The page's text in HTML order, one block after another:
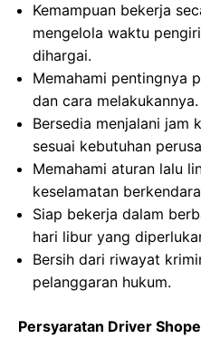
Kemampuan bekerja
mengelola waktu
dihargai.
Memahami pentingnya
dan cara melakukannya.
Bersedia menjalani jam
sesuai kebutuhan
Memahami aturan lalu
keselamatan
Siap bekerja dalam
hari libur yang
Bersih dari riwayat
pelanggaran hukum.
Persyaratan Driver